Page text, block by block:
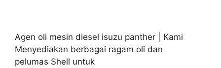
Agen oli mesin diesel isuzu panther | Kami
Menyediakan berbagai ragam oli dan
pelumas Shell untuk